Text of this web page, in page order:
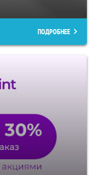
ПОДРОБНЕЕ